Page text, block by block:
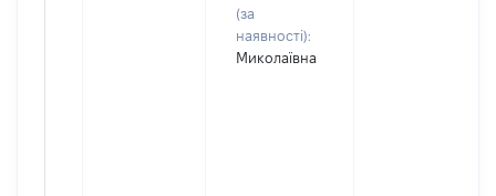
(за
наявності):
Миколаївна